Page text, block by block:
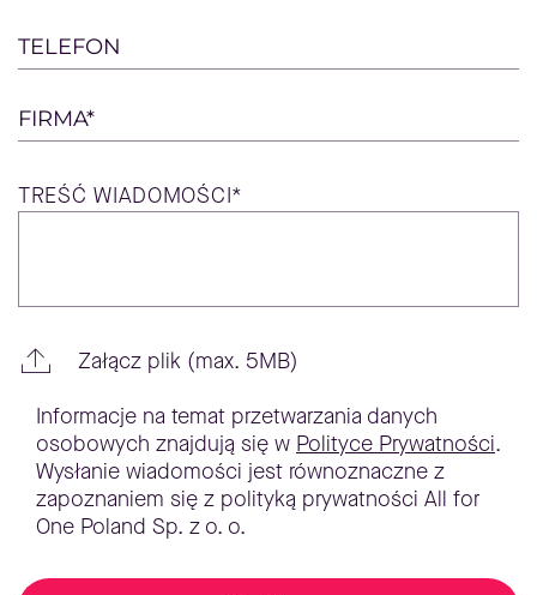
TELEFON
FIRMA*
TREŚĆ WIADOMOŚCI*
Załącz plik (max. 5MB)
Informacje na temat przetwarzania danych
osobowych znajdują się w Polityce Prywatności.
Wysłanie wiadomości jest równoznaczne z
zapoznaniem się z polityką prywatności All for
One Poland Sp. z o. o.